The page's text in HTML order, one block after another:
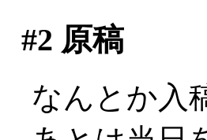
#2 原稿
なんとか入